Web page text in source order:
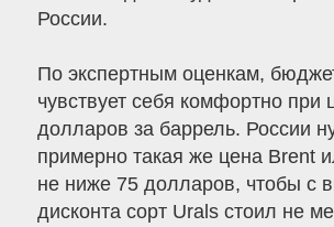
России.
По экспертным оценкам,
чувствует себя комфортно при
долларов за баррель. России
примерно такая же цена Brent
не ниже 75 долларов, чтобы с
дисконта сорт Urals стоил не